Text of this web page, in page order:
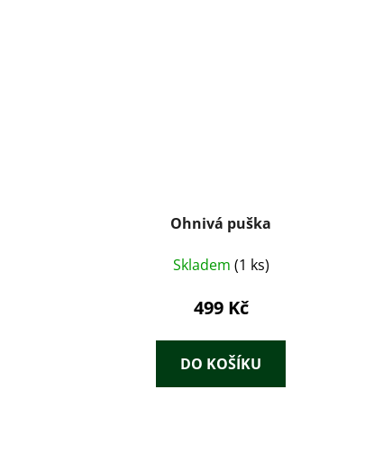
Ohnivá puška
Skladem (1 ks)
499 Kč
DO KOŠÍKU